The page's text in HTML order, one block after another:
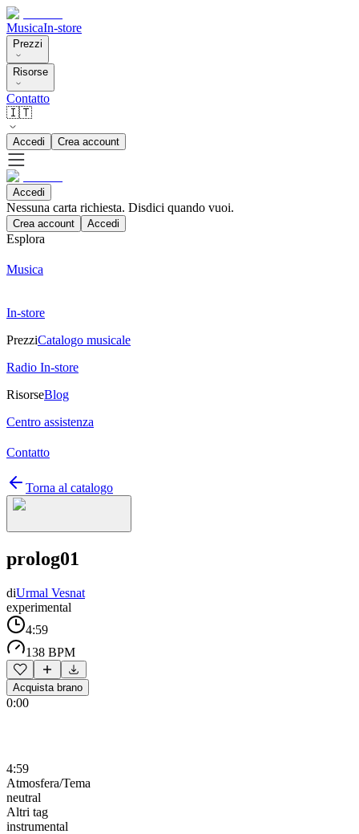
MusicaIn-store
Prezzi
Risorse
Contatto
🇮🇹
Accedi Crea account
Accedi
Nessuna carta richiesta. Disdici quando vuoi.
Crea account Accedi
Esplora
Musica
In-store
PrezziCatalogo musicale
Radio In-store
RisorseBlog
Centro assistenza
Contatto
Torna al catalogo
prolog01
diUrmal Vesnat
experimental
4:59
138 BPM
Acquista brano
0:00
4:59
Atmosfera/Tema
neutral
Altri tag
instrumental